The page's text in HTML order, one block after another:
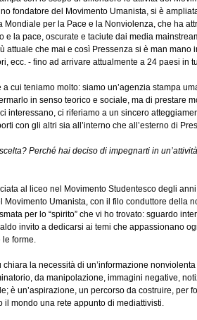
fondatore del Movimento Umanista, si è
per la Pace e la Nonviolenza, che ha
e la pace, oscurate e taciute dai media
attuale che mai e così Pressenza si è man
ecc. - fino ad arrivare attualmente a 24 paesi in
cui teniamo molto: siamo un’agenzia stampa
in senso teorico e sociale, ma di prestare
interessano, ci riferiamo a un sincero
con gli altri sia all’interno che all’esterno di
Perché hai deciso di impegnarti in
al liceo nel Movimento Studentesco degli
Movimento Umanista, con il filo conduttore della
per lo “spirito” che vi ho trovato: sguardo
invito a dedicarsi ai temi che appassionano
le forme.
la necessità di un’informazione
da manipolazione, immagini negative,
è un’aspirazione, un percorso da costruire, per
mondo una rete appunto di mediattivisti.